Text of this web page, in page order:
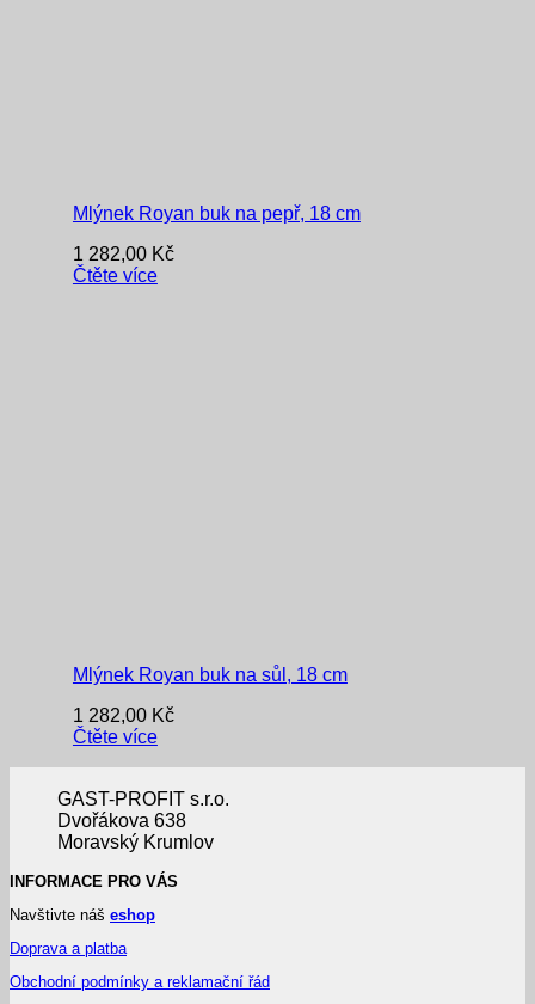
Mlýnek Royan buk na pepř, 18 cm
1 282,00 Kč
Čtěte více
Mlýnek Royan buk na sůl, 18 cm
1 282,00 Kč
Čtěte více
GAST-PROFIT s.r.o.
Dvořákova 638
Moravský Krumlov
INFORMACE PRO VÁS
Navštivte náš eshop
Doprava a platba
Obchodní podmínky a reklamační řád